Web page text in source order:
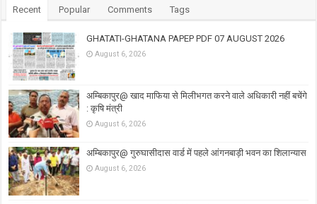
Recent Popular Comments Tags
GHATATI-GHATANA PAPEP PDF 07 AUGUST 2026
August 6, 2026
अम्बिकापुर@ खाद माफिया से मिलीभगत करने वाले अधिकारी नहीं बचेंगे
: कृषि मंत्री
August 6, 2026
अम्बिकापुर@ गुरुघासीदास वार्ड में पहले आंगनबाड़ी भवन का शिलान्यास
August 6, 2026